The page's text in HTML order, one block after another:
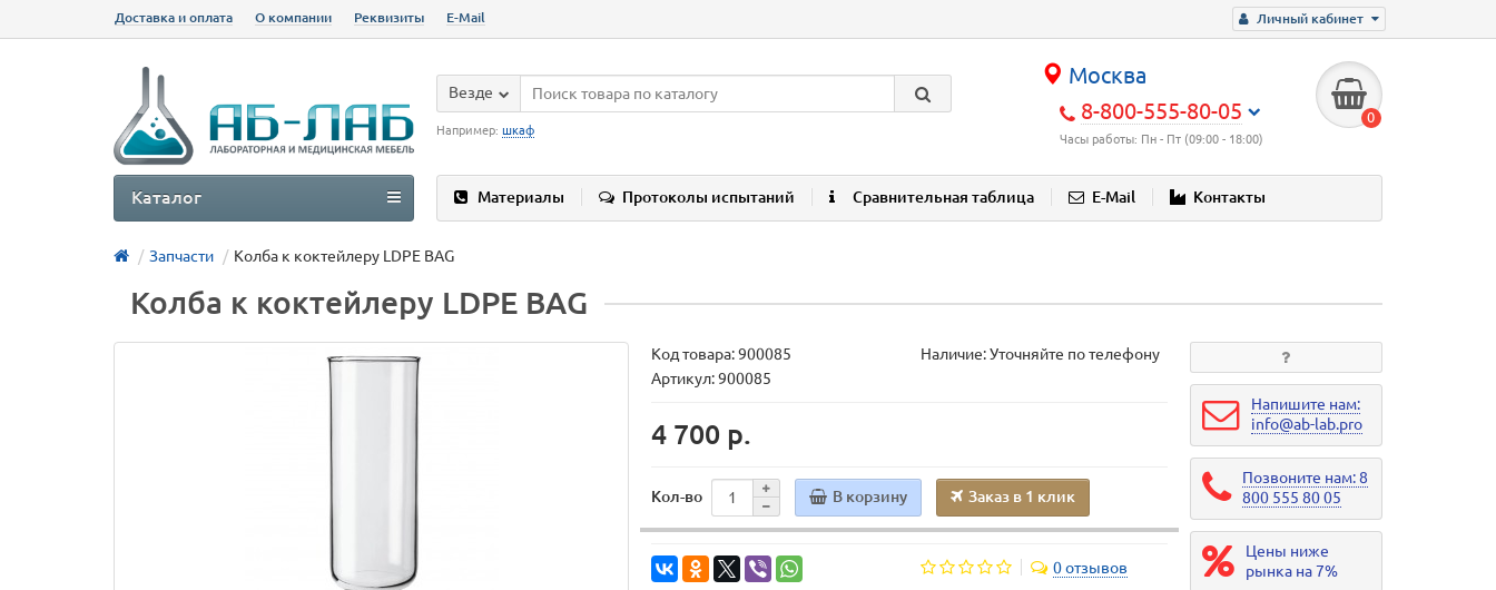
Личный кабинет
Доставка и оплата О компании Реквизиты E-Mail
Москва
8-800-555-80-05
Часы работы: Пн - Пт (09:00 - 18:00)
0
Везде
Например: шкаф
Материалы Протоколы испытаний Сравнительная таблица E-Mail Контакты
Каталог
Запчасти Колба к коктейлеру LDPE BAG
Колба к коктейлеру LDPE BAG
Код товара:900085
Наличие: Уточняйте по телефону
Артикул: 900085
4 700 р.
Кол-во В корзину Заказ в 1 клик
0 отзывов
Напишите нам:
info@ab-lab.pro
Позвоните нам: 8
800 555 80 05
Цены ниже
рынка на 7%